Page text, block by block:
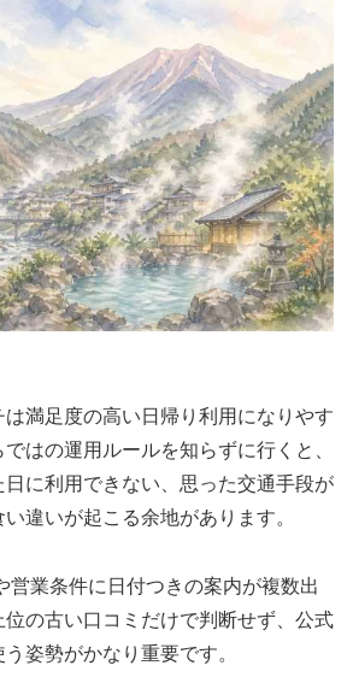
満足度の高い日帰り利用になりやす
はの運用ルールを知らずに行くと、
に利用できない、思った交通手段が
違いが起こる余地があります。
営業条件に日付つきの案内が複数出
の古い口コミだけで判断せず、公式
姿勢がかなり重要です。